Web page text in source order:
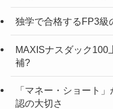
独学で合格するFP3級
MAXISナスダック100
補?
「マネー・ショート
認の大切さ